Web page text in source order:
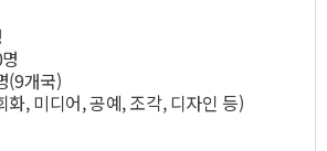
(9개국)
, 미디어, 공예, 조각, 디자인 등)